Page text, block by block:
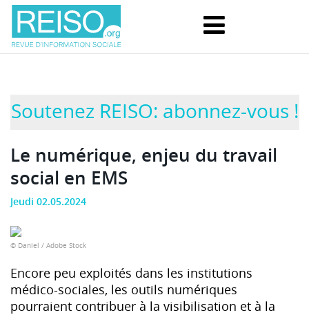
Soutenez REISO: abonnez-vous !
Le numérique, enjeu du travail
social en EMS
Jeudi 02.05.2024
© Daniel / Adobe Stock
Encore peu exploités dans les institutions
médico-sociales, les outils numériques
pourraient contribuer à la visibilisation et à la